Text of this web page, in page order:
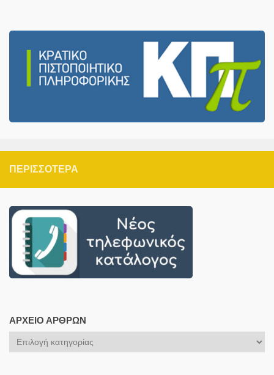
ΠΕΡΙΣΣΌΤΕΡΑ
ΑΡΧΕΊΟ ΆΡΘΡΩΝ
Αρχείο
Άρθρων